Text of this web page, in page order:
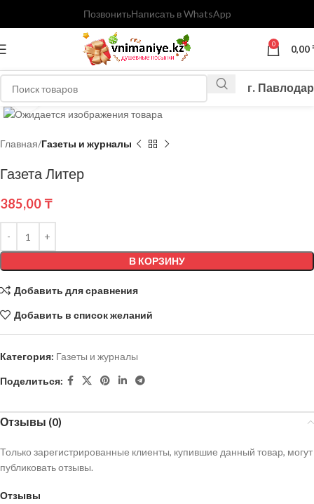
ПозвонитьНаписать в WhatsApp
0 0,00
г. Павлодар
Нажмите, чтобы увеличить
Главная Газеты и журналы
Газета Литер
385,00 ₸
В КОРЗИНУ
Добавить для сравнения
Добавить в список желаний
Категория: Газеты и журналы
Поделиться:
Отзывы (0)
Отзывы
Только зарегистрированные клиенты, купившие данный товар, могут
публиковать отзывы.